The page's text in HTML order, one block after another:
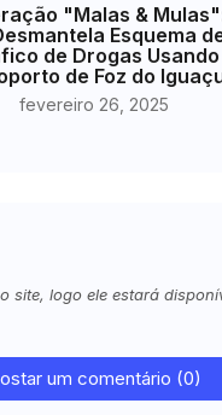
"Malas &
Esquema
de Drogas Usando
de Foz do
fevereiro 26, 2025
site, logo ele estará
um comentário (0)